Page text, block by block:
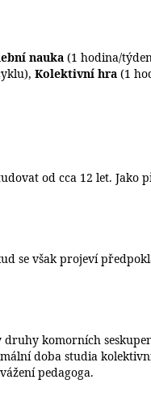
nauka (1 hodina/
Kolektivní hra (1
od cca 12 let.
se však projeví
komorních
doba studia
pedagoga.